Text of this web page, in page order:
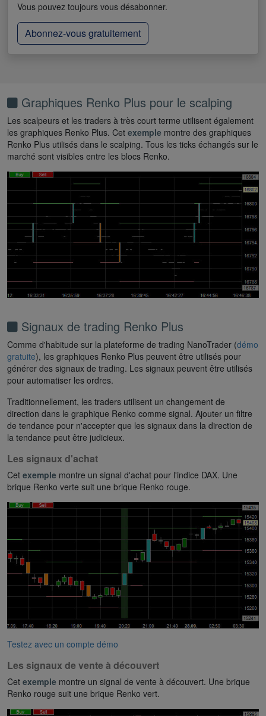
Vous pouvez toujours vous désabonner.
Abonnez-vous gratuitement
Graphiques Renko Plus pour le scalping
Les scalpeurs et les traders à très court terme utilisent également
les graphiques Renko Plus. Cet exemple montre des graphiques
Renko Plus utilisés dans le scalping. Tous les ticks échangés sur le
marché sont visibles entre les blocs Renko.
Signaux de trading Renko Plus
Comme d'habitude sur la plateforme de trading NanoTrader (démo
gratuite), les graphiques Renko Plus peuvent être utilisés pour
générer des signaux de trading. Les signaux peuvent être utilisés
pour automatiser les ordres.
Traditionnellement, les traders utilisent un changement de
direction dans le graphique Renko comme signal. Ajouter un filtre
de tendance pour n'accepter que les signaux dans la direction de
la tendance peut être judicieux.
Les signaux d'achat
Cet exemple montre un signal d'achat pour l'indice DAX. Une
brique Renko verte suit une brique Renko rouge.
Testez avec un compte démo
Les signaux de vente à découvert
Cet exemple montre un signal de vente à découvert. Une brique
Renko rouge suit une brique Renko vert.